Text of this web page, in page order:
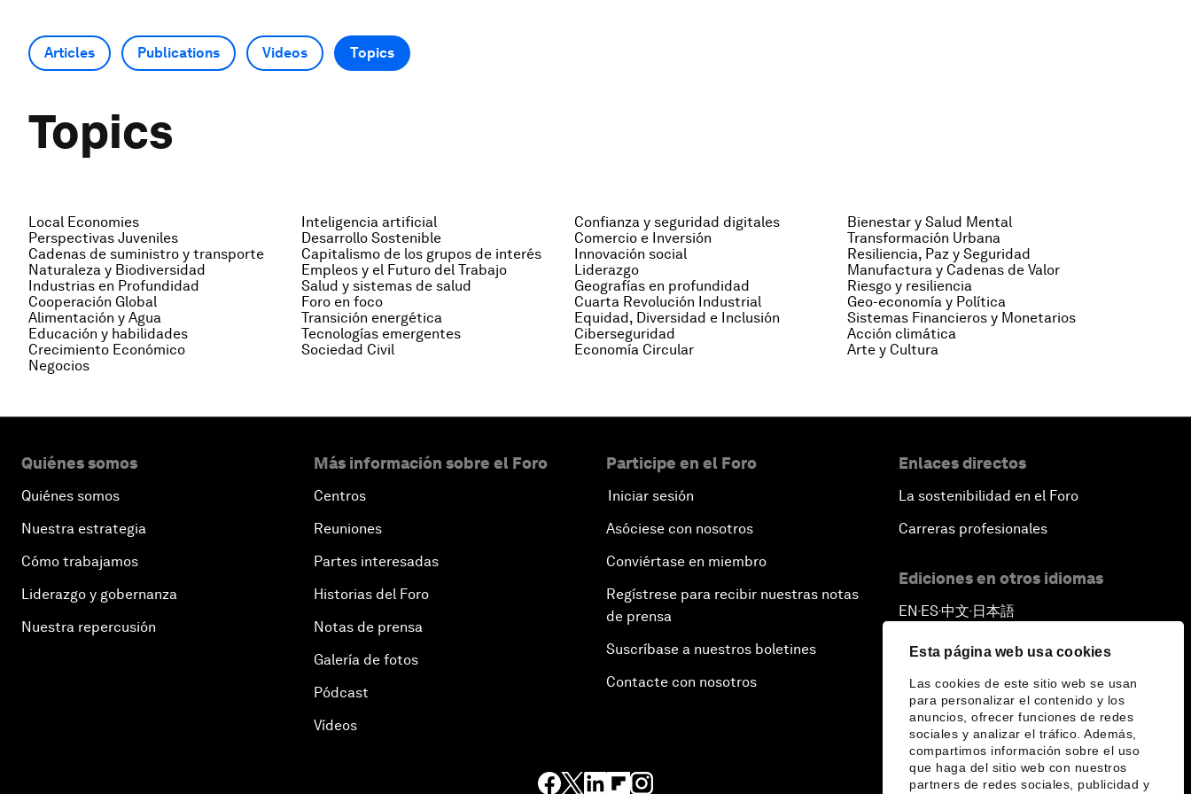
Esta página web usa cookies
Las cookies de este sitio web se usan
para personalizar el contenido y los
anuncios, ofrecer funciones de redes
sociales y analizar el tráfico. Además,
compartimos información sobre el uso
que haga del sitio web con nuestros
partners de redes sociales, publicidad y
Articles Publications Videos Topics
Topics
Local Economies Inteligencia artificial Confianza y seguridad digitales
Bienestar y Salud Mental
Perspectivas Juveniles
Desarrollo Sostenible Comercio e Inversión
Transformación Urbana
Cadenas de suministro y transporte
Capitalismo de los grupos de interés Innovación social
Resiliencia, Paz y Seguridad
Naturaleza y Biodiversidad
Empleos y el Futuro del Trabajo Liderazgo
Manufactura y Cadenas de Valor
Industrias en Profundidad
Salud y sistemas de salud Geografías en profundidad
Riesgo y resiliencia
Cooperación Global
Foro en foco Cuarta Revolución Industrial
Geo-economía y Política
Alimentación y Agua
Transición energética Equidad, Diversidad e Inclusión
Sistemas Financieros y Monetarios
Educación y habilidades
Tecnologías emergentes Ciberseguridad
Acción climática
Crecimiento Económico
Sociedad Civil Economía Circular
Arte y Cultura
Negocios
Quiénes somos
Quiénes somos
Nuestra estrategia
Cómo trabajamos
Liderazgo y gobernanza
Nuestra repercusión
Más información sobre el Foro
Centros
Reuniones
Partes interesadas
Historias del Foro
Notas de prensa
Galería de fotos
Pódcast
Vídeos
Participe en el Foro
Iniciar sesión
Asóciese con nosotros
Conviértase en miembro
Regístrese para recibir nuestras notas
de prensa
Suscríbase a nuestros boletines
Contacte con nosotros
Enlaces directos
La sostenibilidad en el Foro
Carreras profesionales
Ediciones en otros idiomas
EN ▪ES▪中文▪ 日本語